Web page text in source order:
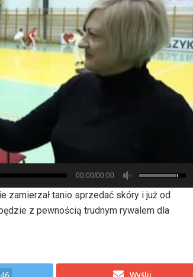
00:00/00:00
zamierzał tanio sprzedać skóry i już od
z pewnością trudnym rywalem dla
Wyślij